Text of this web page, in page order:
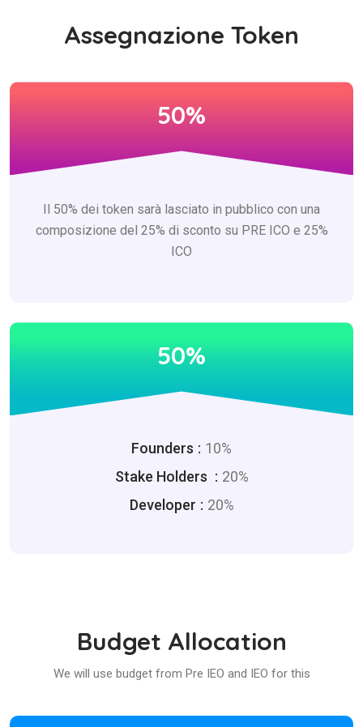
Assegnazione Token
50%
Il 50% dei token sarà lasciato in pubblico con una
composizione del 25% di sconto su PRE ICO e 25%
ICO
50%
Founders
10%
Stake Holders
20%
Developer
20%
Budget Allocation
We will use budget from Pre IEO and IEO for this